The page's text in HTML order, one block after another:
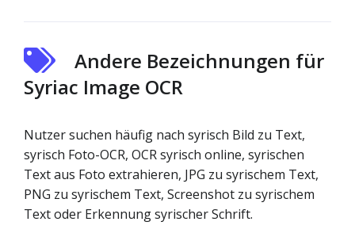
Andere Bezeichnungen für
Syriac Image OCR
Nutzer suchen häufig nach syrisch Bild zu Text,
syrisch Foto-OCR, OCR syrisch online, syrischen
Text aus Foto extrahieren, JPG zu syrischem Text,
PNG zu syrischem Text, Screenshot zu syrischem
Text oder Erkennung syrischer Schrift.